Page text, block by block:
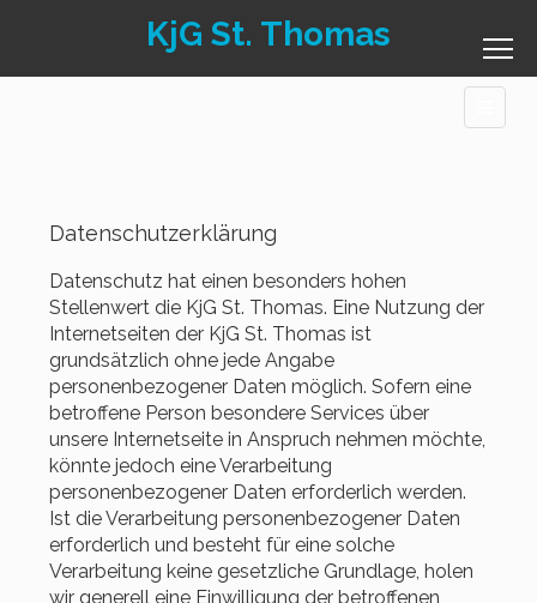
KjG St. Thomas
Datenschutzerklärung
Datenschutz hat einen besonders hohen
Stellenwert die KjG St. Thomas. Eine Nutzung der
Internetseiten der KjG St. Thomas ist
grundsätzlich ohne jede Angabe
personenbezogener Daten möglich. Sofern eine
betroffene Person besondere Services über
unsere Internetseite in Anspruch nehmen möchte,
könnte jedoch eine Verarbeitung
personenbezogener Daten erforderlich werden.
Ist die Verarbeitung personenbezogener Daten
erforderlich und besteht für eine solche
Verarbeitung keine gesetzliche Grundlage, holen
wir generell eine Einwilligung der betroffenen